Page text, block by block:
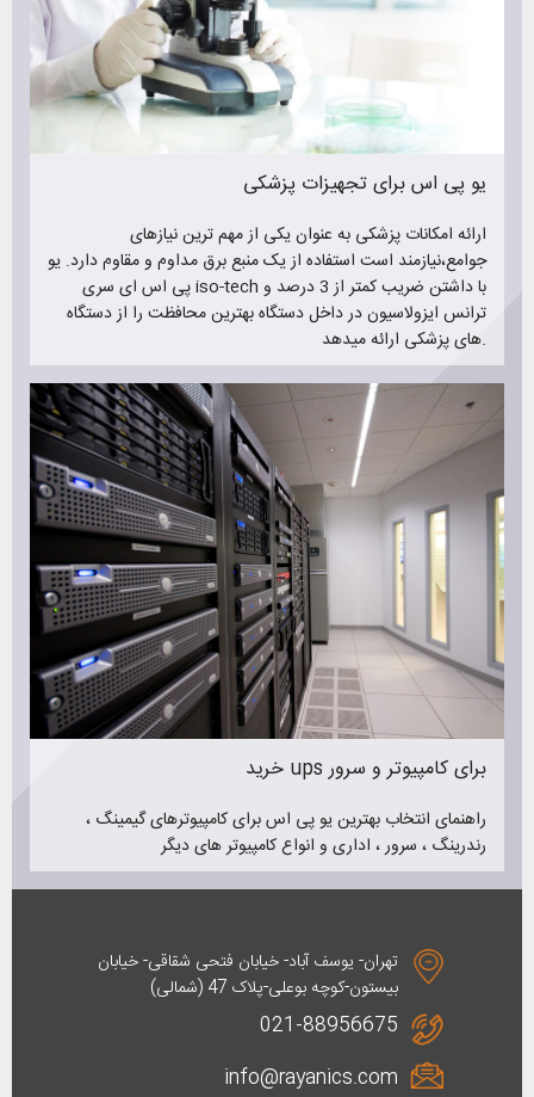
یو پی اس برای تجهیزات پزشکی
ارائه امکانات پزشکی به عنوان یکی از مهم ترین نیازهای
جوامع،نیازمند است استفاده از یک منبع برق مداوم و مقاوم دارد. یو
پی اس ای سری iso-tech با داشتن ضریب کمتر از 3 درصد و
ترانس ایزولاسیون در داخل دستگاه بهترین محافظت را از دستگاه
های پزشکی ارائه میدهد.
خرید ups برای کامپیوتر و سرور
راهنمای انتخاب بهترین یو پی اس برای کامپیوترهای گیمینگ ،
رندرینگ ، سرور ، اداری و انواع کامپیوتر های دیگر
تهران- یوسف آباد- خیابان فتحی شقاقی- خیابان
بیستون-کوچه بوعلی-پلاک 47 (شمالی)
021-88956675
info@rayanics.com